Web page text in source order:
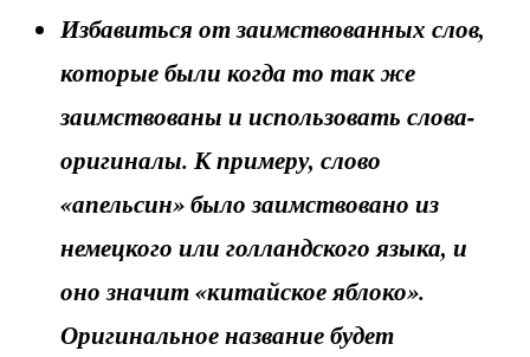
Избавиться от заимствованных слов,
которые были когда то так же
заимствованы и использовать слова-
оригиналы. К примеру, слово
«апельсин» было заимствовано из
немецкого или голландского языка, и
оно значит «китайское яблоко».
Оригинальное название будет